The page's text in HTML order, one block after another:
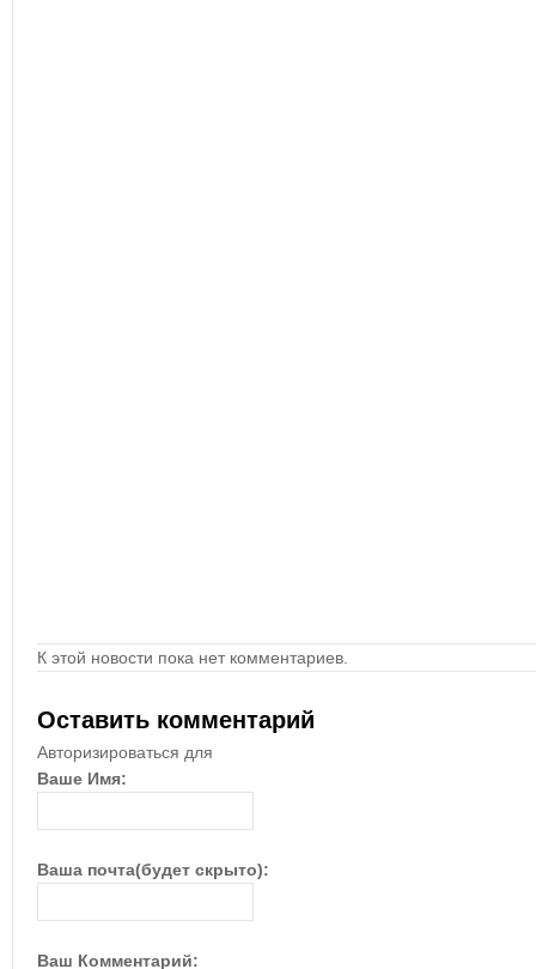
К этой новости пока нет комментариев.
Оставить комментарий
Авторизироваться для
Ваше Имя:
Ваша почта(будет скрыто):
Ваш Комментарий: